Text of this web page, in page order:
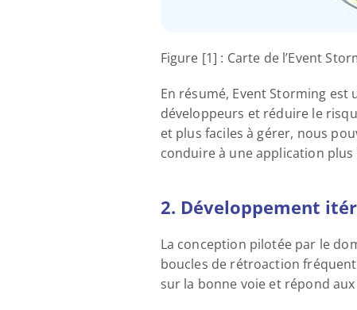
Figure [1] : Carte de l’Event
En résumé, Event Storming
développeurs et réduire le
et plus faciles à gérer, nous
conduire à une application
2. Développement
La conception pilotée par le
boucles de rétroaction
sur la bonne voie et répond